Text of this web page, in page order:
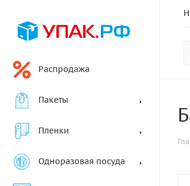
Распродажа
Пакеты
Пленки
Одноразовая посуда